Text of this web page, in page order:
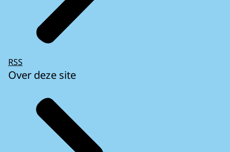
RSS
Over deze site